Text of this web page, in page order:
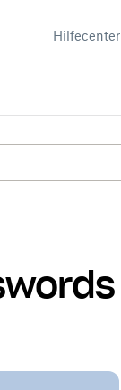
Hilfecenter